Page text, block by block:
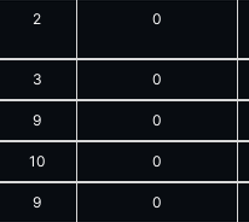
2 0
3 0
9 0
10 0
9 0